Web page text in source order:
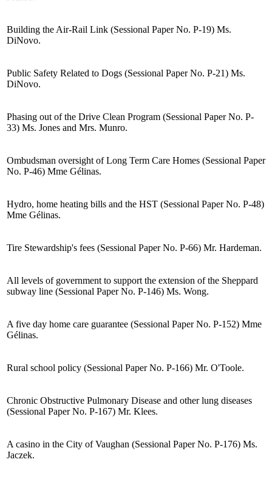
Building the Air-Rail Link (Sessional Paper No. P-19) Ms.
DiNovo.
Public Safety Related to Dogs (Sessional Paper No. P-21) Ms.
DiNovo.
Phasing out of the Drive Clean Program (Sessional Paper No. P-
33) Ms. Jones and Mrs. Munro.
Ombudsman oversight of Long Term Care Homes (Sessional Paper
No. P-46) Mme Gélinas.
Hydro, home heating bills and the HST (Sessional Paper No. P-48)
Mme Gélinas.
Tire Stewardship's fees (Sessional Paper No. P-66) Mr. Hardeman.
All levels of government to support the extension of the Sheppard
subway line (Sessional Paper No. P-146) Ms. Wong.
A five day home care guarantee (Sessional Paper No. P-152) Mme
Gélinas.
Rural school policy (Sessional Paper No. P-166) Mr. O'Toole.
Chronic Obstructive Pulmonary Disease and other lung diseases
(Sessional Paper No. P-167) Mr. Klees.
A casino in the City of Vaughan (Sessional Paper No. P-176) Ms.
Jaczek.